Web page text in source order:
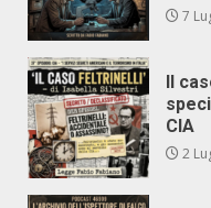
7
Il
CIA
2